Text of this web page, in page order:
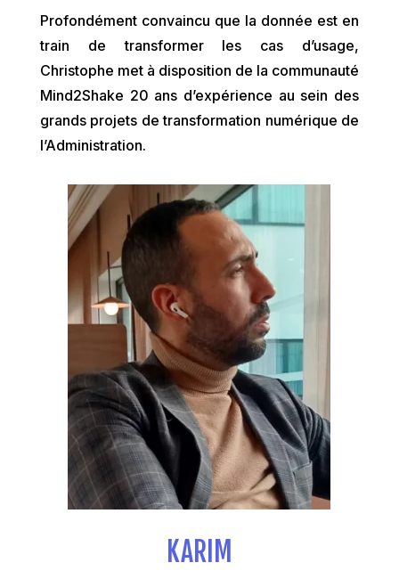
Profondément convaincu que la donnée est en
train de transformer les cas d’usage,
Christophe met à disposition de la communauté
Mind2Shake 20 ans d’expérience au sein des
grands projets de transformation numérique de
l’Administration.
KARIM